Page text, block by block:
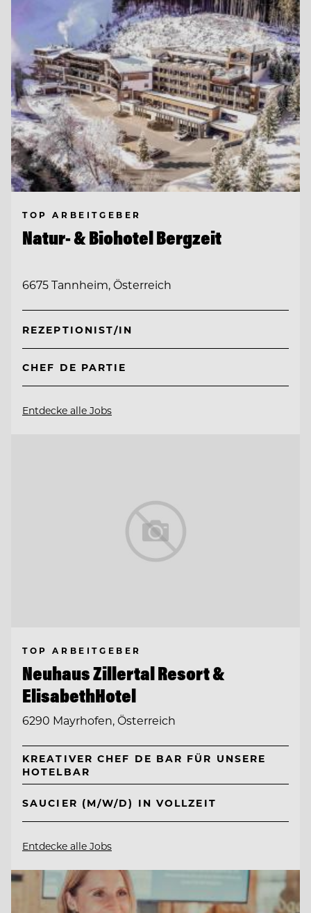
TOP ARBEITGEBER
Natur- & Biohotel Bergzeit
6675 Tannheim, Österreich
REZEPTIONIST/IN
CHEF DE PARTIE
Entdecke alle Jobs
TOP ARBEITGEBER
Neuhaus Zillertal Resort &
ElisabethHotel
6290 Mayrhofen, Österreich
KREATIVER CHEF DE BAR FÜR UNSERE
HOTELBAR
SAUCIER (M/W/D) IN VOLLZEIT
Entdecke alle Jobs